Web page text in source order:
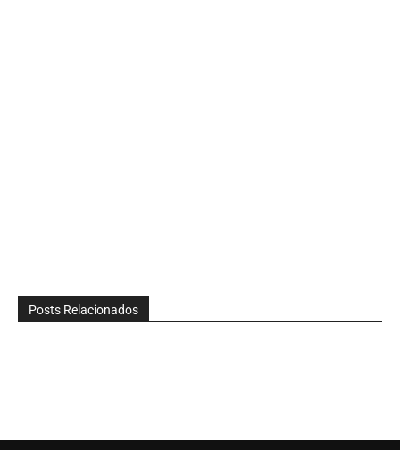
Posts Relacionados